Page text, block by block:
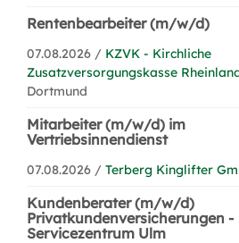
Rentenbearbeiter (m/w/d)
07.08.2026 / KZVK - Kirchliche
Zusatzversorgungskasse
Dortmund
Mitarbeiter (m/w/d) im
Vertriebsinnendienst
07.08.2026 / Terberg Kinglifter
Kundenberater (m/w/d)
Privatkundenversicherungen -
Servicezentrum Ulm